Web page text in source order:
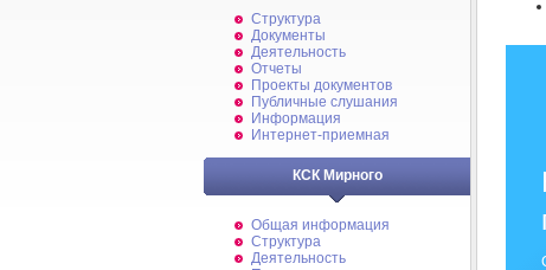
Структура
Документы
Деятельность
Отчеты
Проекты документов
Публичные слушания
Информация
Интернет-приемная
КСК Мирного
Общая информация
Структура
Деятельность